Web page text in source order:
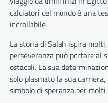
calciatori del mondo è una
incrollabile.
La storia di Salah ispira
perseveranza può portare al
ostacoli. La sua
solo plasmato la sua
simbolo di speranza per